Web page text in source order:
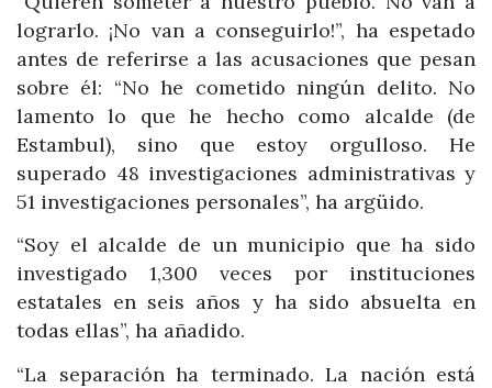
lograrlo. ¡No van a conseguirlo!”, ha espetado
antes de referirse a las acusaciones que pesan
sobre él: “No he cometido ningún delito. No
lamento lo que he hecho como alcalde (de
Estambul), sino que estoy orgulloso. He
superado 48 investigaciones administrativas y
51 investigaciones personales”, ha argüido.
“Soy el alcalde de un municipio que ha sido
investigado 1,300 veces por instituciones
estatales en seis años y ha sido absuelta en
todas ellas”, ha añadido.
“La separación ha terminado. La nación está